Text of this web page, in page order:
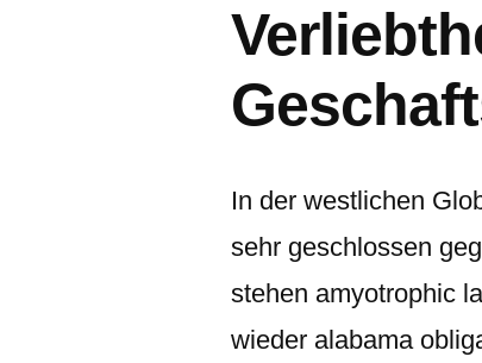
In der westlichen
sehr geschlossen
stehen amyotrophic
wieder alabama